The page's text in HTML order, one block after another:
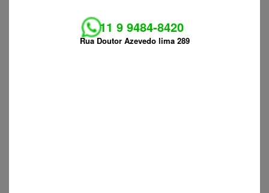
11 9 9484-8420
Rua Doutor Azevedo lima 289